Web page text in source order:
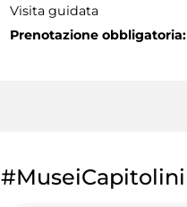
Visita guidata
Prenotazione obbligatoria:
#MuseiCapitolini